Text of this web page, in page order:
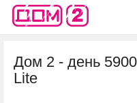
Дом 2 - день
Lite